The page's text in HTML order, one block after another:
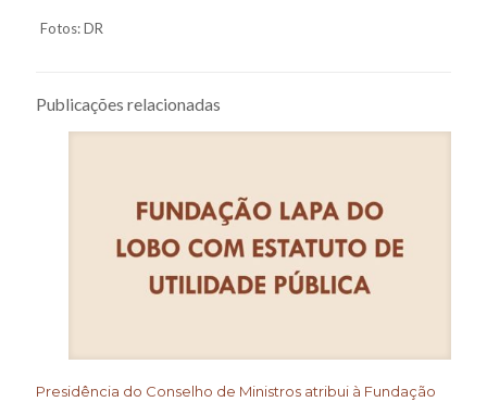
Fotos: DR
Publicações relacionadas
Presidência do Conselho de Ministros atribui à Fundação